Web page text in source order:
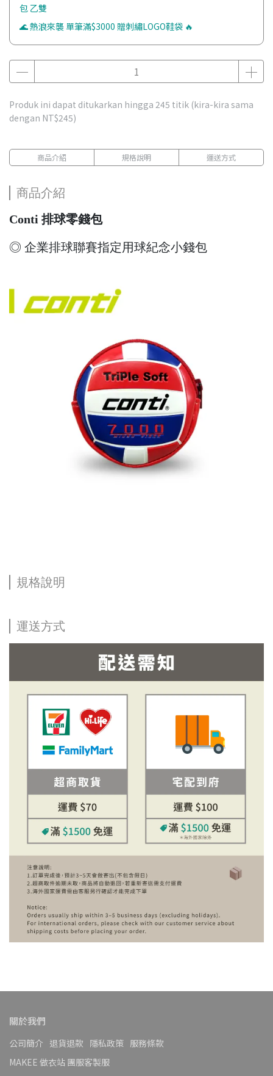
包 乙雙
🌊 熱浪來襲 單筆滿$3000 贈刺繡LOGO鞋袋 🔥
Produk ini dapat ditukarkan hingga 245 titik (kira-kira sama
dengan NT$245)
商品介紹 規格說明 運送方式
商品介紹
Conti 排球零錢包
◎ 企業排球聯賽指定用球紀念小錢包
規格說明
運送方式
關於我們
公司簡介 退貨退款 隱私政策 服務條款
MAKEE 做衣站 團服客製服